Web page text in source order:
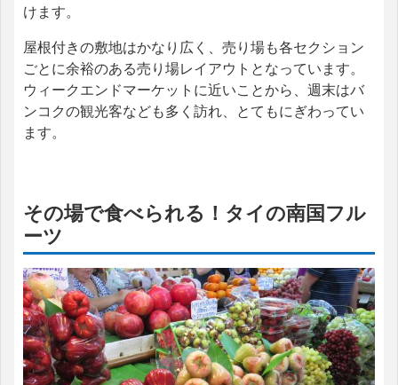
けます。
屋根付きの敷地はかなり広く、売り場も各セクション
ごとに余裕のある売り場レイアウトとなっています。
ウィークエンドマーケットに近いことから、週末はバ
ンコクの観光客なども多く訪れ、とてもにぎわってい
ます。
その場で食べられる！タイの南国フル
ーツ